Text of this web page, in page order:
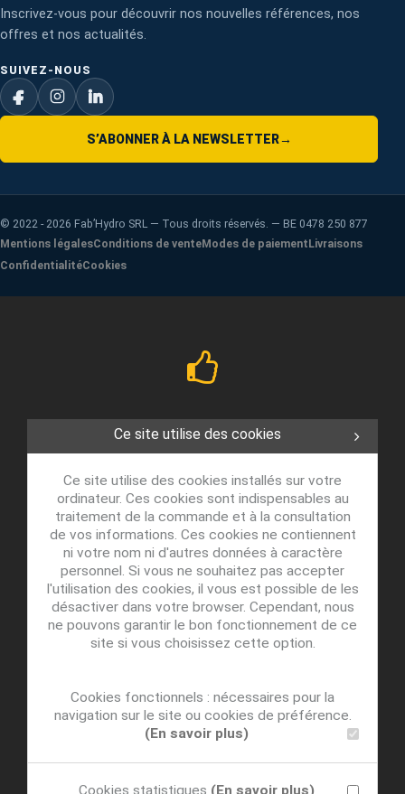
Inscrivez-vous pour découvrir nos nouvelles références, nos
offres et nos actualités.
SUIVEZ-NOUS
S’ABONNER À LA NEWSLETTER→
© 2022 - 2026 Fab’Hydro SRL — Tous droits réservés. — BE 0478 250 877
Mentions légalesConditions de venteModes de paiementLivraisons
ConfidentialitéCookies
Ce site utilise des cookies
Ce site utilise des cookies installés sur votre
ordinateur. Ces cookies sont indispensables au
traitement de la commande et à la consultation
de vos informations. Ces cookies ne contiennent
ni votre nom ni d'autres données à caractère
personnel. Si vous ne souhaitez pas accepter
l'utilisation des cookies, il vous est possible de les
désactiver dans votre browser. Cependant, nous
ne pouvons garantir le bon fonctionnement de ce
site si vous choisissez cette option.
Cookies fonctionnels : nécessaires pour la
navigation sur le site ou cookies de préférence.
(En savoir plus)
Cookies statistiques (En savoir plus)